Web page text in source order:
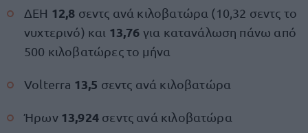
ΔΕΗ 12,8 σεντς ανά κιλοβατώρα (10,32 σεντς το
νυχτερινό) και 13,76 για κατανάλωση πάνω από
500 κιλοβατώρες το μήνα
Volterra 13,5 σεντς ανά κιλοβατώρα
Ήρων 13,924 σεντς ανά κιλοβατώρα